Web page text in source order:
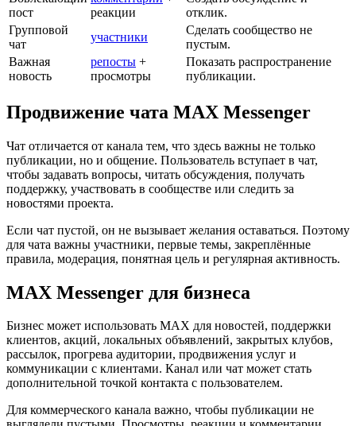
пост
реакции
отклик.
Групповой
чат
участники
Сделать сообщество не
пустым.
Важная
новость
репосты +
просмотры
Показать распространение
публикации.
Продвижение чата MAX Messenger
Чат отличается от канала тем, что здесь важны не только
публикации, но и общение. Пользователь вступает в чат,
чтобы задавать вопросы, читать обсуждения, получать
поддержку, участвовать в сообществе или следить за
новостями проекта.
Если чат пустой, он не вызывает желания оставаться. Поэтому
для чата важны участники, первые темы, закреплённые
правила, модерация, понятная цель и регулярная активность.
MAX Messenger для бизнеса
Бизнес может использовать MAX для новостей, поддержки
клиентов, акций, локальных объявлений, закрытых клубов,
рассылок, прогрева аудитории, продвижения услуг и
коммуникации с клиентами. Канал или чат может стать
дополнительной точкой контакта с пользователем.
Для коммерческого канала важно, чтобы публикации не